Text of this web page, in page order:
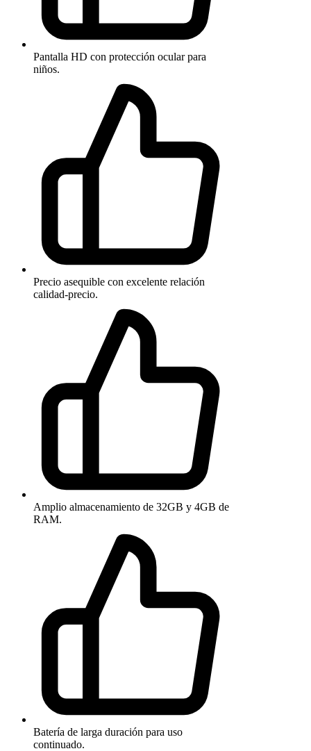
Pantalla HD con protección ocular para
niños.
Precio asequible con excelente relación
calidad-precio.
Amplio almacenamiento de 32GB y 4GB de
RAM.
Batería de larga duración para uso
continuado.